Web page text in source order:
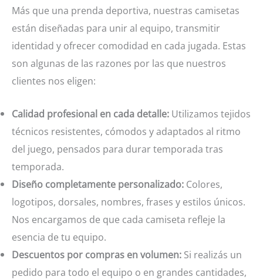
Más que una prenda deportiva, nuestras camisetas
están diseñadas para unir al equipo, transmitir
identidad y ofrecer comodidad en cada jugada. Estas
son algunas de las razones por las que nuestros
clientes nos eligen:
Calidad profesional en cada detalle: Utilizamos tejidos
técnicos resistentes, cómodos y adaptados al ritmo
del juego, pensados para durar temporada tras
temporada.
Diseño completamente personalizado: Colores,
logotipos, dorsales, nombres, frases y estilos únicos.
Nos encargamos de que cada camiseta refleje la
esencia de tu equipo.
Descuentos por compras en volumen: Si realizás un
pedido para todo el equipo o en grandes cantidades,